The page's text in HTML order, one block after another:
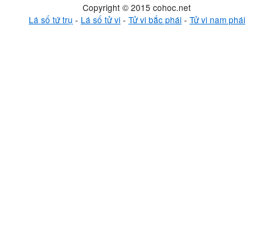
Copyright © 2015 cohoc.net
Lá số tứ trụ - Lá số tử vi- Tử vi bắc phái- Tử vi nam phái